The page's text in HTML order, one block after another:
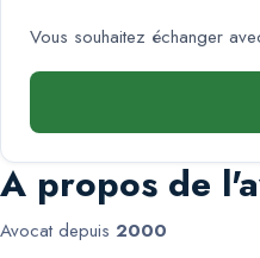
Vous souhaitez échanger
A propos de
Avocat depuis 2000